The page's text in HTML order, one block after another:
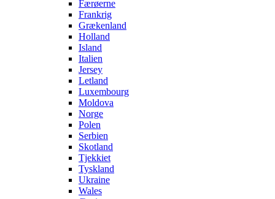
Færøerne
Frankrig
Grækenland
Holland
Island
Italien
Jersey
Letland
Luxembourg
Moldova
Norge
Polen
Serbien
Skotland
Tjekkiet
Tyskland
Ukraine
Wales